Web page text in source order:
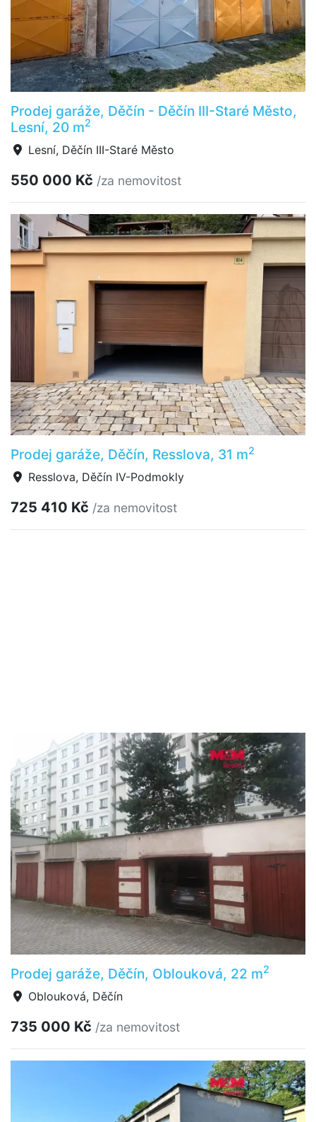
Prodej garáže, Děčín - Děčín III-Staré Město,
Lesní, 20 m2
Lesní, Děčín III-Staré Město
550 000 Kč /za nemovitost
Prodej garáže, Děčín, Resslova, 31 m2
Resslova, Děčín IV-Podmokly
725 410 Kč /za nemovitost
Prodej garáže, Děčín, Oblouková, 22 m2
Oblouková, Děčín
735 000 Kč /za nemovitost